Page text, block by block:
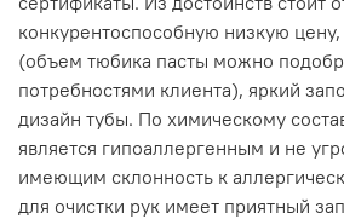
конкурентоспособную низкую
(объем тюбика пасты можно
потребностями клиента), яркий
дизайн тубы. По химическому
является гипоаллергенным и не
имеющим склонность к
для очистки рук имеет приятный